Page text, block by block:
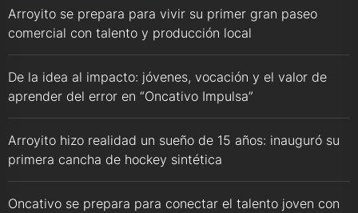
Arroyito se prepara para vivir su primer gran paseo
comercial con talento y producción local
De la idea al impacto: jóvenes, vocación y el valor de
aprender del error en “Oncativo Impulsa”
Arroyito hizo realidad un sueño de 15 años: inauguró su
primera cancha de hockey sintética
Oncativo se prepara para conectar el talento joven con